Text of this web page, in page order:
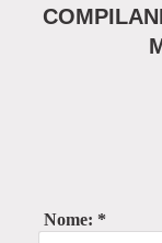
Nome: *